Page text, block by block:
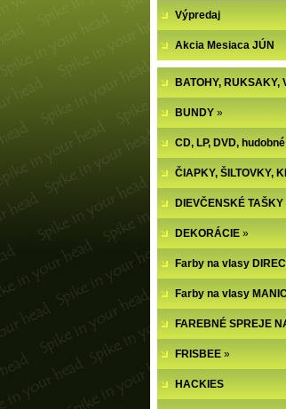
Výpredaj
Akcia Mesiaca JÚN
BATOHY, RUKSAKY,
BUNDY »
CD, LP, DVD,
ČIAPKY, ŠILTOVKY,
DIEVČENSKÉ TAŠKY
DEKORÁCIE »
Farby na vlasy
Farby na vlasy
FAREBNÉ SPREJE
FRISBEE »
HACKIES